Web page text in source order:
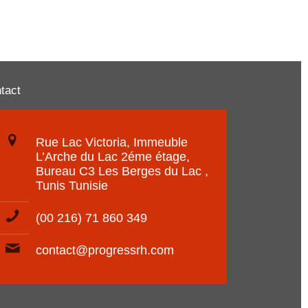
Rue Lac Victoria, Immeuble
L’Arche du Lac 2éme étage,
Bureau C3 Les Berges du Lac ,
Tunis Tunisie
(00 216) 71 860 349
contact@progressrh.com